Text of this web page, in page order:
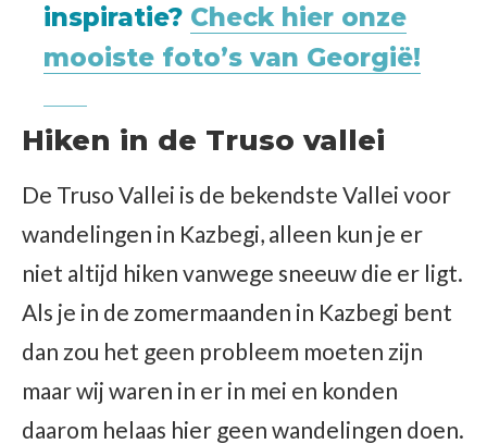
inspiratie? Check hier onze
mooiste foto’s van Georgië!
Hiken in de Truso vallei
De Truso Vallei is de bekendste Vallei voor
wandelingen in Kazbegi, alleen kun je er
niet altijd hiken vanwege sneeuw die er ligt.
Als je in de zomermaanden in Kazbegi bent
dan zou het geen probleem moeten zijn
maar wij waren in er in mei en konden
daarom helaas hier geen wandelingen doen.